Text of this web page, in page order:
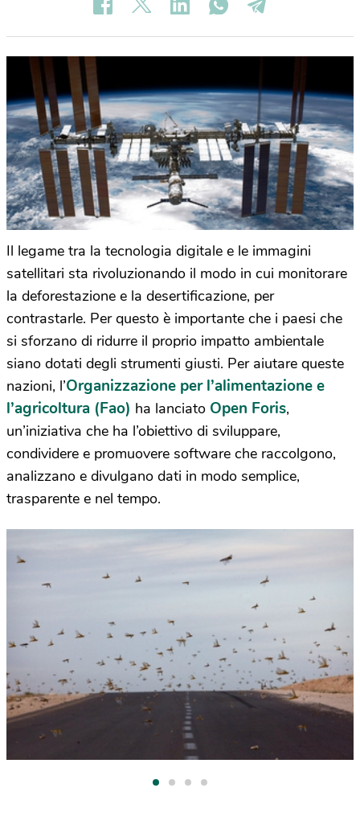
Il legame tra la tecnologia digitale e le immagini
satellitari sta rivoluzionando il modo in cui monitorare
la deforestazione e la desertificazione, per
contrastarle. Per questo è importante che i paesi che
si sforzano di ridurre il proprio impatto ambientale
siano dotati degli strumenti giusti. Per aiutare queste
nazioni, l’Organizzazione per l’alimentazione e
l’agricoltura (Fao) ha lanciato Open Foris,
un’iniziativa che ha l’obiettivo di sviluppare,
condividere e promuovere software che raccolgono,
analizzano e divulgano dati in modo semplice,
trasparente e nel tempo.